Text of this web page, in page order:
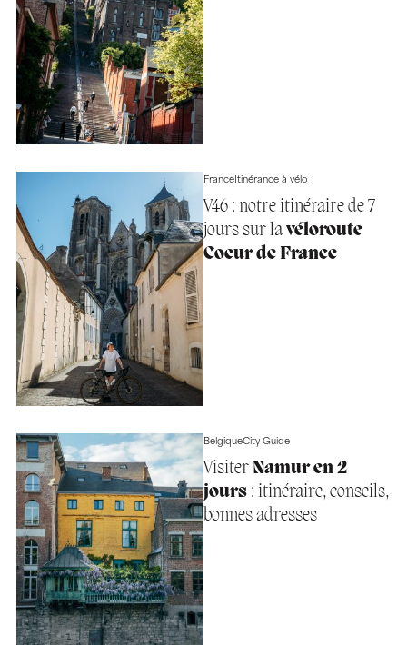
FranceItinérance à vélo
V46 : notre itinéraire de 7
jours sur lavéloroute
Coeur de France
BelgiqueCity Guide
Visiter Namur en 2
jours: itinéraire, conseils,
bonnes adresses